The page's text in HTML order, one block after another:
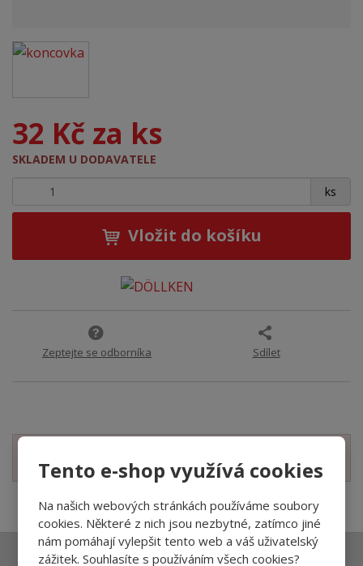
Tento e-shop využívá cookies
Na našich webových stránkách používáme soubory
cookies. Některé z nich jsou nezbytné, zatímco jiné
nám pomáhají vylepšit tento web a váš uživatelský
zážitek. Souhlasíte s používáním všech cookies?
32 Kč za ks
SKLADEM U DODAVATELE
ks
+-
Vložit do košíku
Zeptejte se odborníka Sdílet